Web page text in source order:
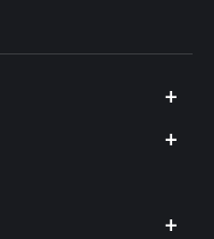
+
+
+